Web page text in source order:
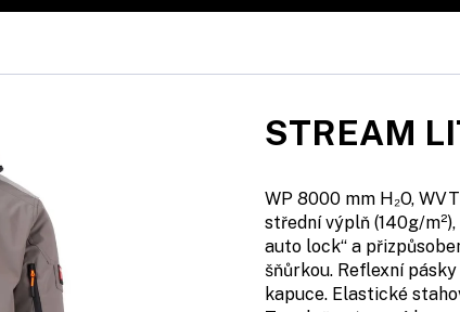
WP 8000 mm H₂O,
střední výplň (140g/
auto lock“ a
šňůrkou. Reflexní
kapuce. Elastické
STREAM